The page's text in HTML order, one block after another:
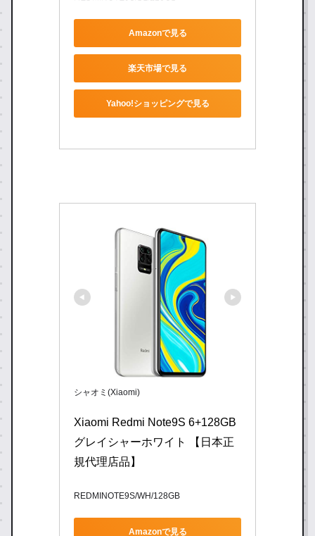
Amazonで見る
楽天市場で見る
Yahoo!ショッピングで見る
シャオミ(Xiaomi)
Xiaomi Redmi Note9S 6+128GB
グレイシャーホワイト 【日本正
規代理店品】
REDMINOTE9S/WH/128GB
Amazonで見る